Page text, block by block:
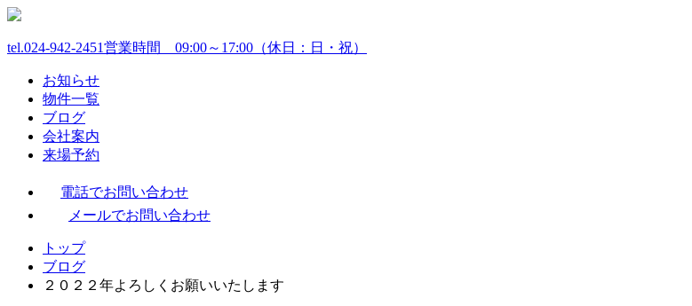
tel.024-942-2451営業時間 09:00～17:00（休日：日・祝）
お知らせ
物件一覧
ブログ
会社案内
来場予約
電話でお問い合わせ
メールでお問い合わせ
トップ
ブログ
２０２２年よろしくお願いいたします